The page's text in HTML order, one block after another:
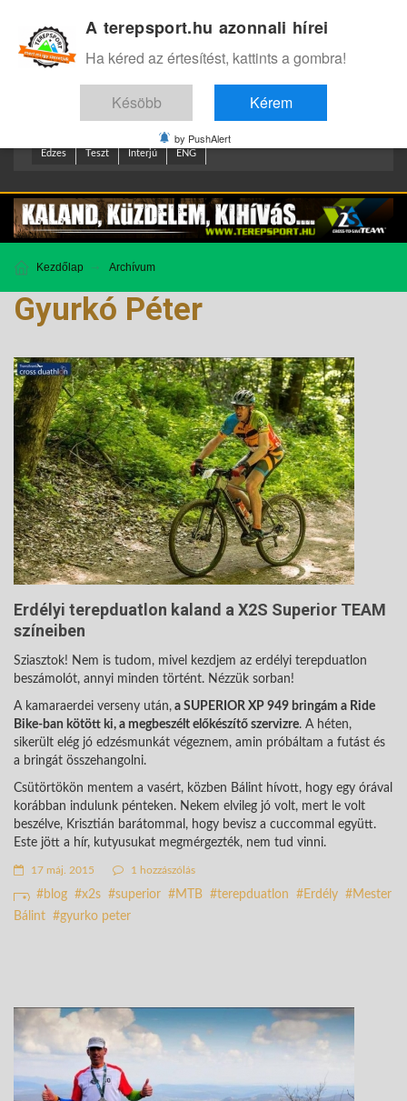
Edzes Teszt Interjú ENG
Kezdőlap Archívum
Gyurkó Péter
Erdélyi terepduatlon kaland a X2S Superior TEAM
színeiben
Sziasztok! Nem is tudom, mivel kezdjem az erdélyi terepduatlon
beszámolót, annyi minden történt. Nézzük sorban!
A kamaraerdei verseny után, a SUPERIOR XP 949 bringám a Ride
Bike-ban kötött ki, a megbeszélt előkészítő szervizre. A héten,
sikerült elég jó edzésmunkát végeznem, amin próbáltam a futást és
a bringát összehangolni.
Csütörtökön mentem a vasért, közben Bálint hívott, hogy egy órával
korábban indulunk pénteken. Nekem elvileg jó volt, mert le volt
beszélve, Krisztián barátommal, hogy bevisz a cuccommal együtt.
Este jött a hír, kutyusukat megmérgezték, nem tud vinni.
17 máj. 2015 1 hozzászólás
blog x2s superior MTB terepduatlon Erdély
Mester
Bálint
gyurko peter
A terepsport.hu azonnali hírei
Ha kéred az értesítést, kattints a gombra!
Késöbb Kérem
by PushAlert